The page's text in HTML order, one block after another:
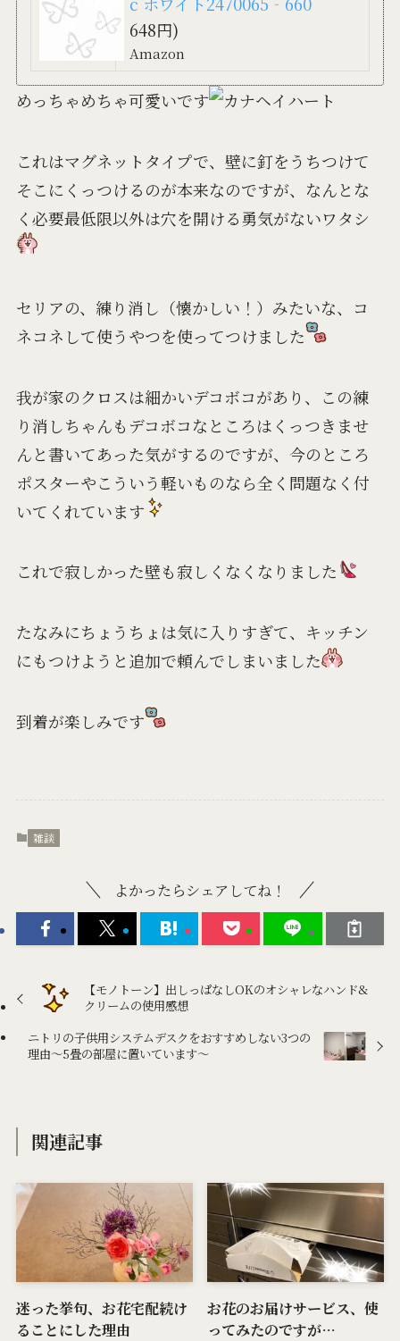
648円)
Amazon
めっちゃめちゃ可愛いです
これはマグネットタイプで、壁に釘をうちつけて
そこにくっつけるのが本来なのですが、なんとな
く必要最低限以外は穴を開ける勇気がないワタシ
セリアの、練り消し（懐かしい！）みたいな、コ
ネコネして使うやつを使ってつけました
我が家のクロスは細かいデコボコがあり、この練
り消しちゃんもデコボコなところはくっつきませ
んと書いてあった気がするのですが、今のところ
ポスターやこういう軽いものなら全く問題なく付
いてくれています
これで寂しかった壁も寂しくなくなりました
たなみにちょうちょは気に入りすぎて、キッチン
にもつけようと追加で頼んでしまいました
到着が楽しみです
雑談
よかったらシェアしてね！
【モノトーン】出しっぱなしOKのオシャレなハンド&
クリームの使用感想
ニトリの子供用システムデスクをおすすめしない3つの
理由～5畳の部屋に置いています～
関連記事
迷った挙句、お花宅配続け
ることにした理由
お花のお届けサービス、使
ってみたのですが…